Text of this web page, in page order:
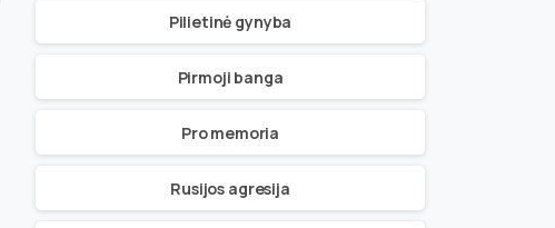
Pilietinė gynyba
Pirmoji banga
Pro memoria
Rusijos agresija